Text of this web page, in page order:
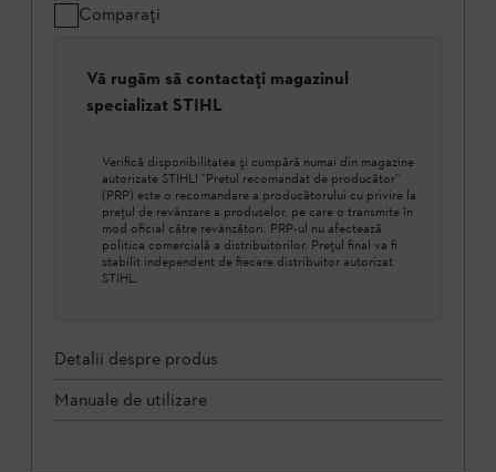
Comparați
Vă rugăm să contactați magazinul
specializat STIHL
Verifică disponibilitatea şi cumpără numai din magazine
autorizate STIHL! ”Pretul recomandat de producător”
(PRP) este o recomandare a producătorului cu privire la
prețul de revânzare a produselor, pe care o transmite în
mod oficial către revânzători. PRP-ul nu afectează
politica comercială a distribuitorilor. Prețul final va fi
stabilit independent de fiecare distribuitor autorizat
STIHL.
Detalii despre produs
Manuale de utilizare